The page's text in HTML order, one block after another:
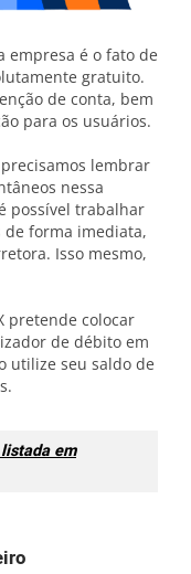
empresa é o fato de
gratuito.
de conta, bem
para os usuários.
lembrar
nessa
possível trabalhar
forma imediata,
Isso mesmo,
pretende colocar
de débito em
utilize seu saldo de
em